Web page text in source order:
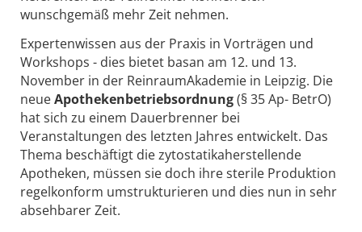
wunschgemäß mehr Zeit nehmen.
Expertenwissen aus der Praxis in Vorträgen und
Workshops - dies bietet basan am 12. und 13.
November in der ReinraumAkademie in Leipzig. Die
neueApothekenbetriebsordnung(§ 35 Ap- BetrO)
hat sich zu einem Dauerbrenner bei
Veranstaltungen des letzten Jahres entwickelt. Das
Thema beschäftigt die zytostatikaherstellende
Apotheken, müssen sie doch ihre sterile Produktion
regelkonform umstrukturieren und dies nun in sehr
absehbarer Zeit.